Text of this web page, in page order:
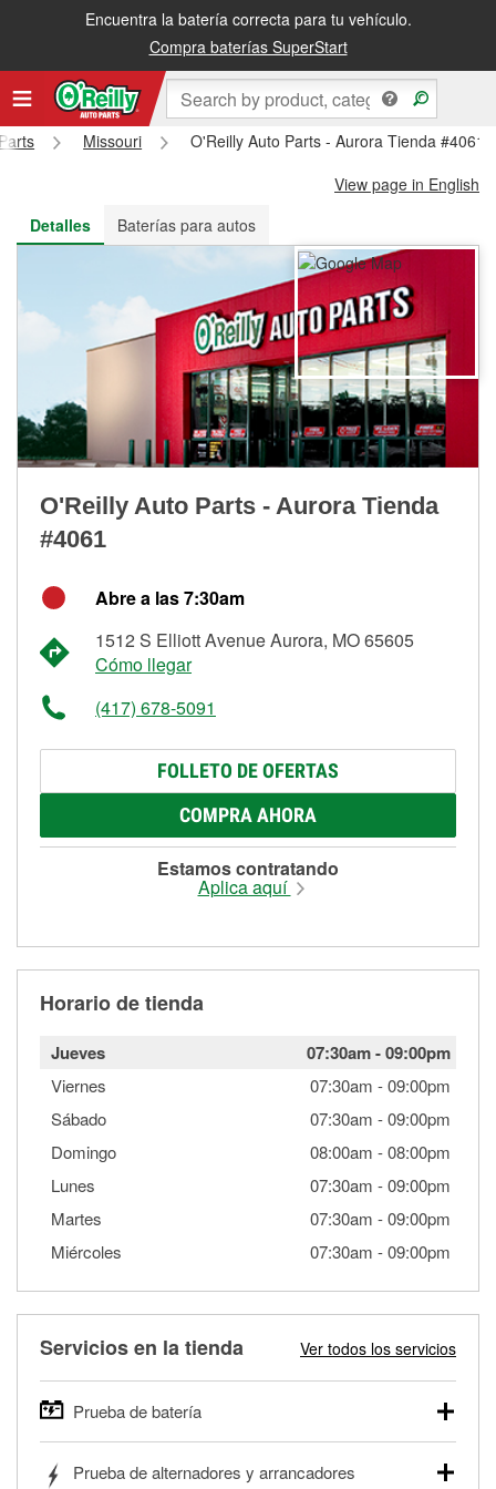
Encuentra la batería correcta para tu vehículo.
Compra baterías SuperStart
Recibe tu orden gratis al día siguiente o recógela en la tienda
Missouri
O'Reilly Auto Parts - Aurora Tienda #4061
View page in English
Detalles
Baterías para autos
O'Reilly Auto Parts - Aurora Tienda
#4061
Abre a las 7:30am
1512 S Elliott Avenue Aurora, MO 65605
Cómo llegar
(417) 678-5091
FOLLETO DE OFERTAS
COMPRA AHORA
Estamos contratando
Aplica aquí
Horario de tienda
Jueves 07:30am-09:00pm
Viernes 07:30am -09:00pm
Sábado
07:30am -09:00pm
Domingo
08:00am -08:00pm
Lunes
07:30am -09:00pm
Martes
07:30am -09:00pm
Miércoles
07:30am -09:00pm
Servicios en la tienda Ver todos los servicios
Prueba de batería
autos, camionetas, SUVs, vehículos comerciales y
Prueba de alternadores y arrancadores